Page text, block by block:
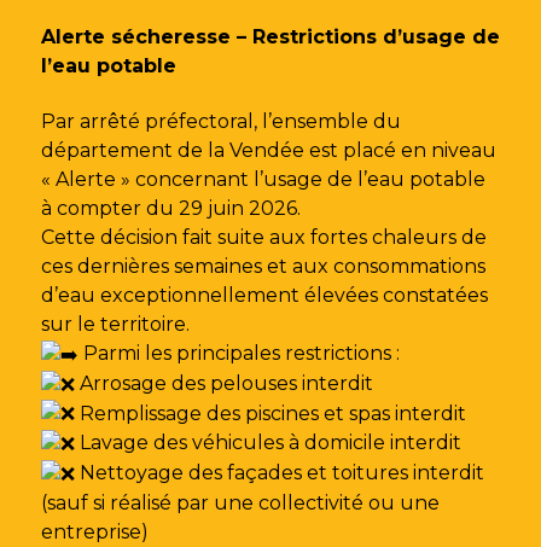
Alerte sécheresse – Restrictions d’usage de
l’eau potable
Par arrêté préfectoral, l’ensemble du
département de la Vendée est placé en niveau
« Alerte » concernant l’usage de l’eau potable
à compter du 29 juin 2026.
Cette décision fait suite aux fortes chaleurs de
ces dernières semaines et aux consommations
d’eau exceptionnellement élevées constatées
sur le territoire.
Parmi les principales restrictions :
Arrosage des pelouses interdit
Remplissage des piscines et spas interdit
Lavage des véhicules à domicile interdit
Nettoyage des façades et toitures interdit
(sauf si réalisé par une collectivité ou une
entreprise)